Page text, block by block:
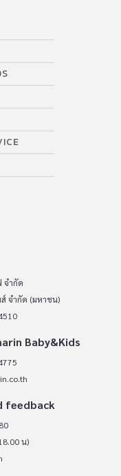
จำกัด
จำกัด (มหาชน)
Baby&Kids
feedback
น)